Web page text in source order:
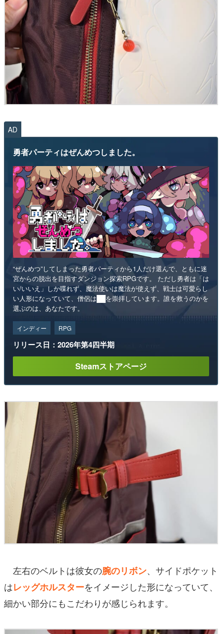
AD
勇者パーティはぜんめつしました。
“ぜんめつ”してしまった勇者パーティから1人だけ選んで、ともに迷
宮からの脱出を目指すダンジョン探索RPGです。 ただし勇者は「は
い/いいえ」しか喋れず、魔法使いは魔法が使えず、戦士は可愛らし
い人形になっていて、僧侶は██を崇拝しています。誰を救うのかを
選ぶのは、あなたです。
インディー RPG
リリース日：2026年第4四半期
Steamストアページ
左右のベルトは彼女の腕のリボン、サイドポケット
はレッグホルスターをイメージした形になっていて、
細かい部分にもこだわりが感じられます。